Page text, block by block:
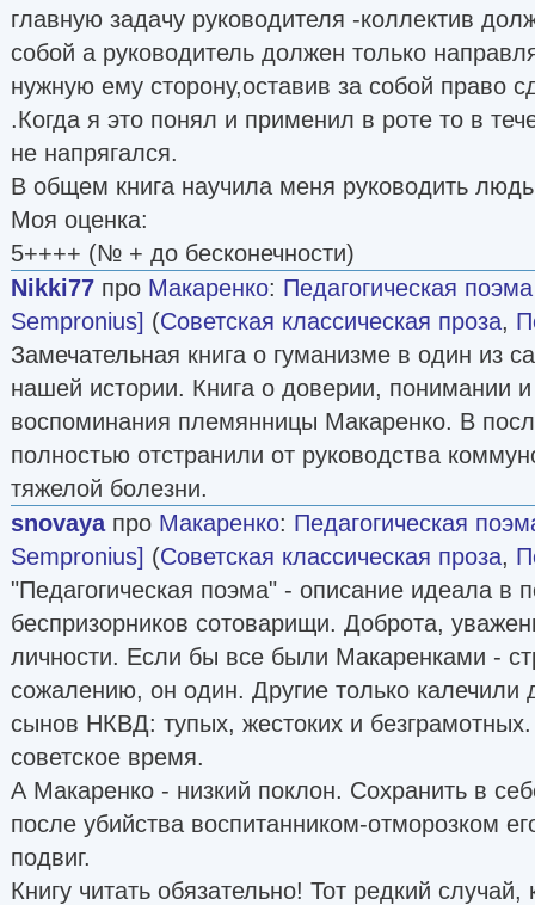
главную задачу руководителя -коллектив
собой а руководитель должен только
нужную ему сторону,оставив за собой право
.Когда я это понял и применил в роте то в
не напрягался.
В общем книга научила меня руководить
Моя оценка:
5++++ (№ + до бесконечности)
Nikki77 про Макаренко: Педагогическая
Sempronius] (Советская классическая проза,
Замечательная книга о гуманизме в один из
нашей истории. Книга о доверии, понимании
воспоминания племянницы Макаренко. В
полностью отстранили от руководства
тяжелой болезни.
snovayaпро Макаренко: Педагогическая
Sempronius] (Советская классическая проза,
"Педагогическая поэма" - описание идеала в
беспризорников сотоварищи. Доброта,
личности. Если бы все были Макаренками -
сожалению, он один. Другие только калечили
сынов НКВД: тупых, жестоких и
советское время.
А Макаренко - низкий поклон. Сохранить в
после убийства воспитанником-отморозком
подвиг.
Книгу читать обязательно! Тот редкий случай,